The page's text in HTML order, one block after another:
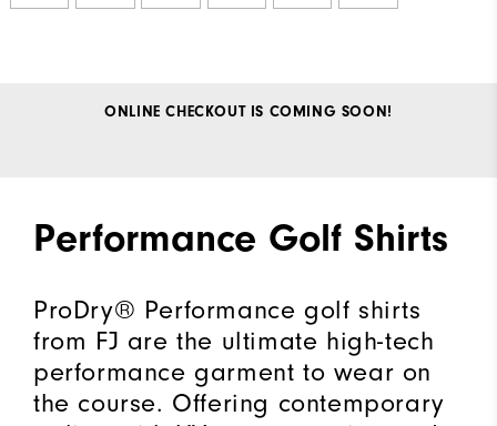
ONLINE CHECKOUT IS COMING SOON!
Performance Golf Shirts
ProDry® Performance golf shirts
from FJ are the ultimate high-tech
performance garment to wear on
the course. Offering contemporary